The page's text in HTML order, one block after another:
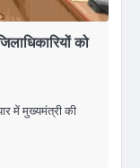
को
में मुख्यमंत्री की